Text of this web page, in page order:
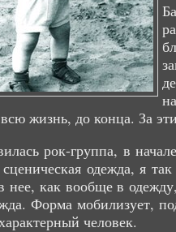
всю жизнь, до конца. За
рок-группа, в
одежда, я
как вообще в
Форма мобилизует,
человек.